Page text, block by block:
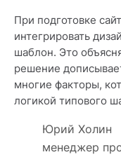
При подготовке
интегрировать
шаблон. Это
решение
многие факторы,
логикой типового
Юрий Холин
менеджер